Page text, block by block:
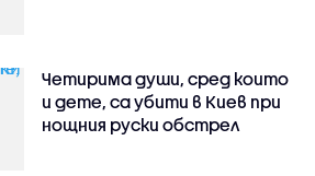
Четирима души, сред които
и дете, са убити в Киев при
нощния руски обстрел